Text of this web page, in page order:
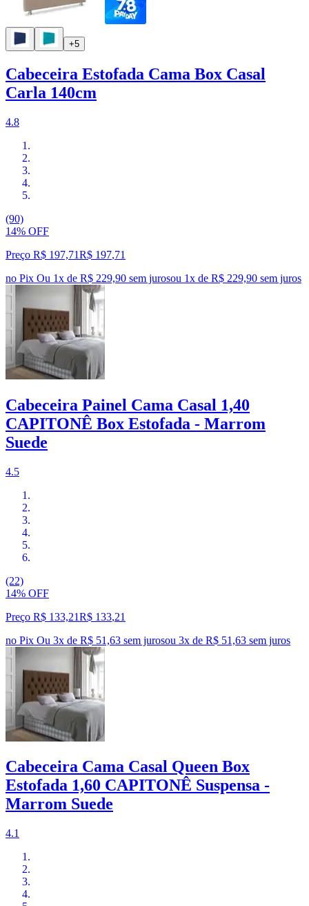
+5
Cabeceira Estofada Cama Box Casal
Carla 140cm
4.8
(90)
14% OFF
Preço R$ 197,71R$ 197,71
no Pix Ou 1x de R$ 229,90 sem jurosou 1x de R$ 229,90 sem juros
Cabeceira Painel Cama Casal 1,40
CAPITONÊ Box Estofada - Marrom
Suede
4.5
(22)
14% OFF
Preço R$ 133,21R$ 133,21
no Pix Ou 3x de R$ 51,63 sem jurosou 3x de R$ 51,63 sem juros
Cabeceira Cama Casal Queen Box
Estofada 1,60 CAPITONÊ Suspensa -
Marrom Suede
4.1